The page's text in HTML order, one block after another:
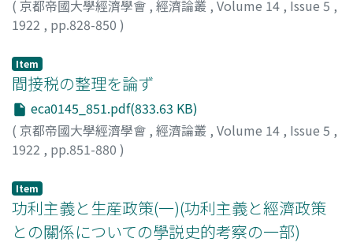
( 京都帝國大學經濟學會 , 經濟論叢 , Volume 14 , Issue 5 ,
1922 , pp.828-850 )
Item
間接税の整理を論ず
eca0145_851.pdf(833.63 KB)
( 京都帝國大學經濟學會 , 經濟論叢 , Volume 14 , Issue 5 ,
1922 , pp.851-880 )
Item
功利主義と生産政策(一)(功利主義と經濟政策
との關係についての學説史的考察の一部)